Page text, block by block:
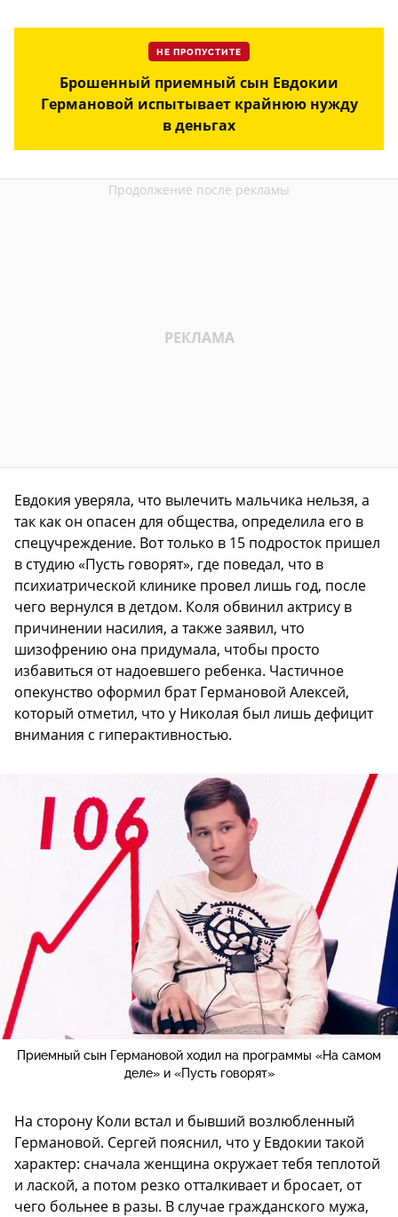
НЕ ПРОПУСТИТЕ
Брошенный приемный сын Евдокии
Германовой испытывает крайнюю нужду
в деньгах
Евдокия уверяла, что вылечить мальчика нельзя, а
так как он опасен для общества, определила его в
спецучреждение. Вот только в 15 подросток пришел
в студию «Пусть говорят», где поведал, что в
психиатрической клинике провел лишь год, после
чего вернулся в детдом. Коля обвинил актрису в
причинении насилия, а также заявил, что
шизофрению она придумала, чтобы просто
избавиться от надоевшего ребенка. Частичное
опекунство оформил брат Германовой Алексей,
который отметил, что у Николая был лишь дефицит
внимания с гиперактивностью.
Приемный сын Германовой ходил на программы «На самом
деле» и «Пусть говорят»
На сторону Коли встал и бывший возлюбленный
Германовой. Сергей пояснил, что у Евдокии такой
характер: сначала женщина окружает тебя теплотой
и лаской, а потом резко отталкивает и бросает, от
чего больнее в разы. В случае гражданского мужа,